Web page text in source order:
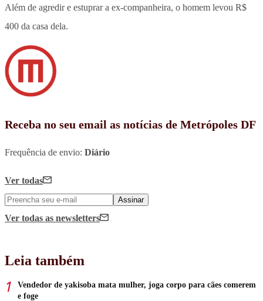
Além de agredir e estuprar a ex-companheira, o homem levou R$
400 da casa dela.
Receba no seu email as notícias de Metrópoles DF
Frequência de envio: Diário
Ver todas
Assinar
Ver todas as newsletters
Leia também
Vendedor de yakisoba mata mulher, joga corpo para cães comerem
e foge